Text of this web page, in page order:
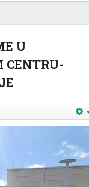
U
CENTRU-